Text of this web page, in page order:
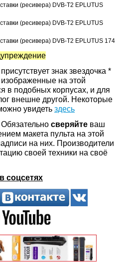
(ресивера) DVB-T2 EPLUTUS
(ресивера) DVB-T2 EPLUTUS
(ресивера) DVB-T2 EPLUTUS 174
знак звездочка *
изображенные на этой
в подобных корпусах, и для
внешне другой. Некоторые
увидеть здесь
сверяйте ваш
макета пульта на этой
на них. Производители
своей техники на своё
соцсетях